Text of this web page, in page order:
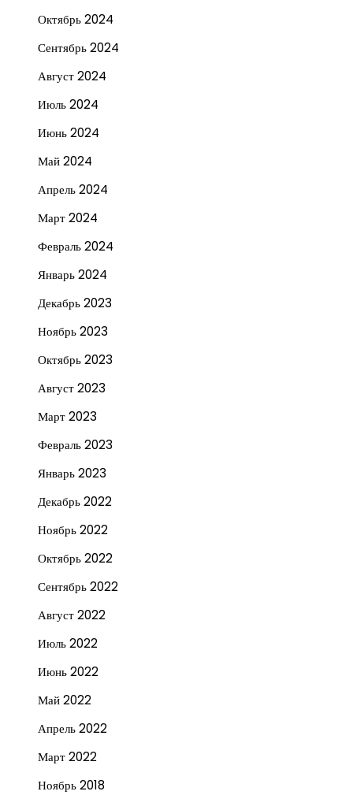
Октябрь 2024
Сентябрь 2024
Август 2024
Июль 2024
Июнь 2024
Май 2024
Апрель 2024
Март 2024
Февраль 2024
Январь 2024
Декабрь 2023
Ноябрь 2023
Октябрь 2023
Август 2023
Март 2023
Февраль 2023
Январь 2023
Декабрь 2022
Ноябрь 2022
Октябрь 2022
Сентябрь 2022
Август 2022
Июль 2022
Июнь 2022
Май 2022
Апрель 2022
Март 2022
Ноябрь 2018